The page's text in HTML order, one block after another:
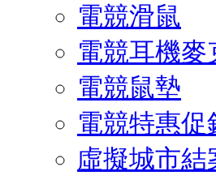
電競滑鼠
電競耳機麥
電競鼠墊
電競特惠促
虛擬城市結